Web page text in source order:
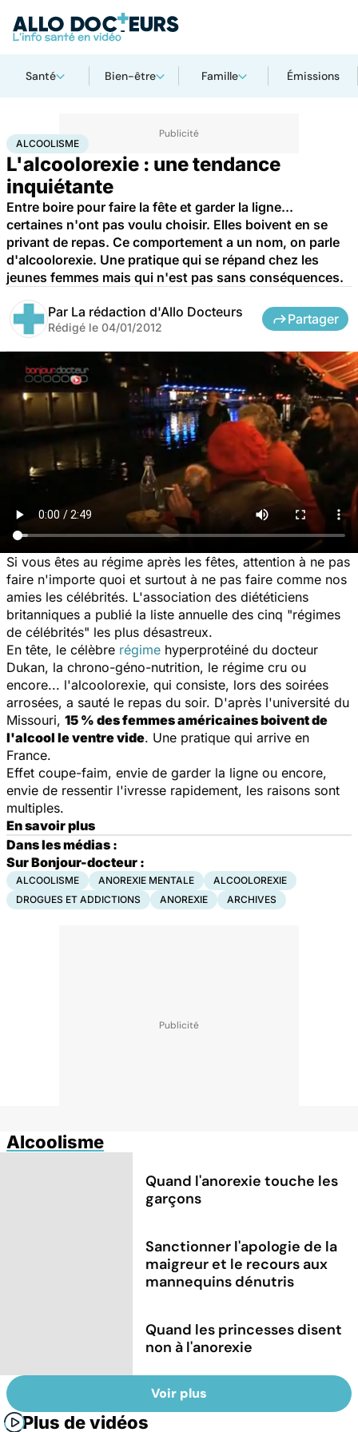
Santé Bien-être Famille Émissions
AccueilSantéMaladies Drogues et addictions
ALCOOLISME
L'alcoolorexie : une tendance
inquiétante
Entre boire pour faire la fête et garder la ligne...
certaines n'ont pas voulu choisir. Elles boivent en se
privant de repas. Ce comportement a un nom, on parle
d'alcoolorexie. Une pratique qui se répand chez les
jeunes femmes mais qui n'est pas sans conséquences.
Par La rédaction d'Allo Docteurs
Rédigé le 04/01/2012
Partager
Si vous êtes au régime après les fêtes, attention à ne pas
faire n'importe quoi et surtout à ne pas faire comme nos
amies les célébrités. L'association des diététiciens
britanniques a publié la liste annuelle des cinq "régimes
de célébrités" les plus désastreux.
En tête, le célèbre régime hyperprotéiné du docteur
Dukan, la chrono-géno-nutrition, le régime cru ou
encore... l'alcoolorexie, qui consiste, lors des soirées
arrosées, a sauté le repas du soir. D'après l'université du
Missouri, 15 % des femmes américaines boivent de
l'alcool le ventre vide. Une pratique qui arrive en
France.
Effet coupe-faim, envie de garder la ligne ou encore,
envie de ressentir l'ivresse rapidement, les raisons sont
multiples.
En savoir plus
Dans les médias :
Sur Bonjour-docteur :
ALCOOLISME ANOREXIE MENTALE
ALCOOLOREXIE
DROGUES ET ADDICTIONS
ANOREXIE ARCHIVES
Alcoolisme
Quand l'anorexie touche les
garçons
Sanctionner l'apologie de la
maigreur et le recours aux
mannequins dénutris
Quand les princesses disent
non à l'anorexie
Voir plus
Plus de vidéos